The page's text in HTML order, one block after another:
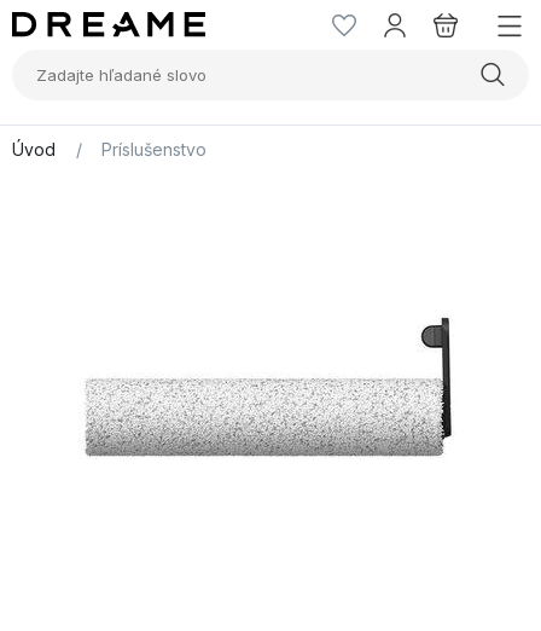
Úvod / Príslušenstvo